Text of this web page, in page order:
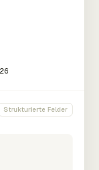
Strukturierte Felder